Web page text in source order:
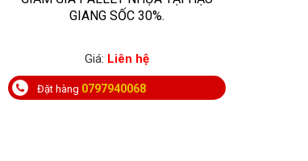
GIANG SỐC 30%.
Giá: Liên hệ
Đặt hàng 0797940068